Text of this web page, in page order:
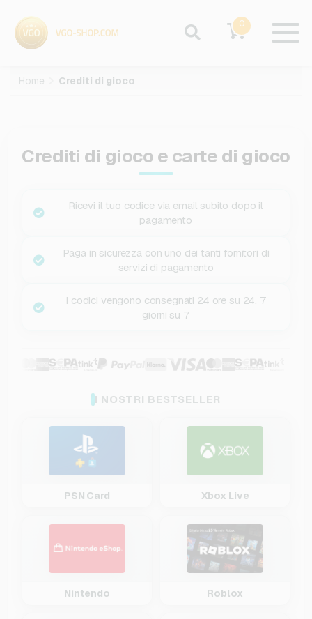
0
Home Crediti di gioco
Crediti di gioco e carte di gioco
Ricevi il tuo codice via email subito dopo il
pagamento
Paga in sicurezza con uno dei tanti fornitori di
servizi di pagamento
I codici vengono consegnati 24 ore su 24, 7
giorni su 7
I NOSTRI BESTSELLER
PSN Card Xbox Live
Nintendo Roblox